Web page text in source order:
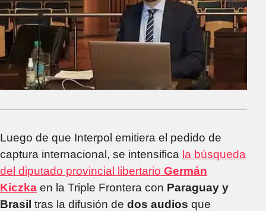
Luego de que Interpol emitiera el pedido de
captura internacional, se intensifica la búsqueda
del diputado provincial libertario Germán
Kiczka en la Triple Frontera con Paraguay y
Brasil tras la difusión de dos audios que